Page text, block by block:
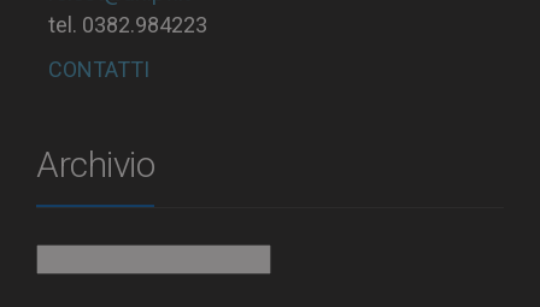
tel. 0382.984223
CONTATTI
Archivio